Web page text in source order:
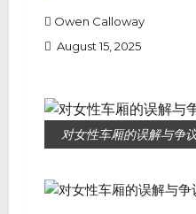
Owen Calloway
August 15, 2025
对女性车厢的误解与争